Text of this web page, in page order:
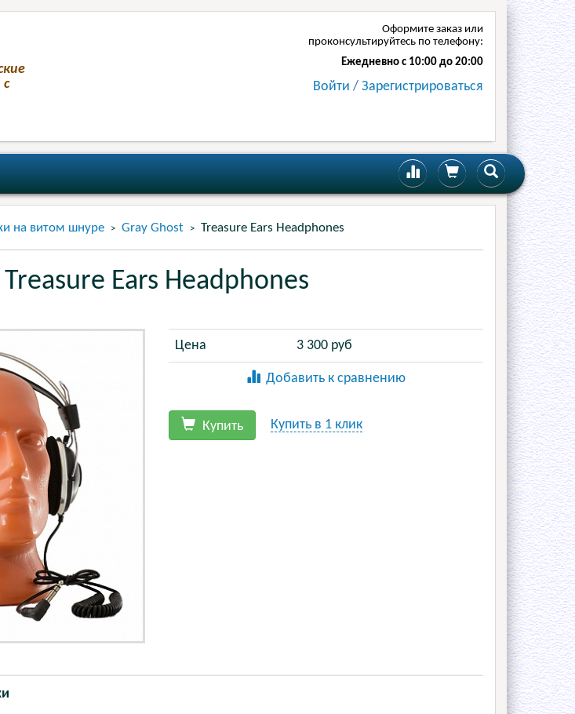
Оформите заказ или
проконсультируйтесь по телефону:
Ежедневно с 10:00 до 20:00
Войти / Зарегистрироваться
на витом шнуре > Gray Ghost > Treasure Ears Headphones
Treasure Ears Headphones
Цена 3 300 руб
Добавить к сравнению
Купить Купить в 1 клик